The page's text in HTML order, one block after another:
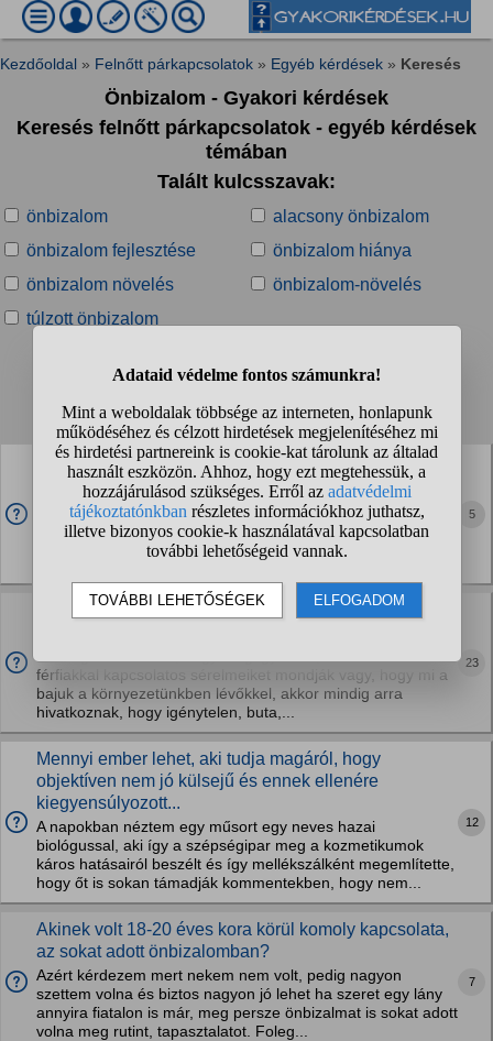
Kezdőoldal » Felnőtt párkapcsolatok » Egyéb kérdések » Keresés
Önbizalom - Gyakori kérdések
Keresés felnőtt párkapcsolatok - egyéb kérdések
témában
Talált kulcsszavak:
önbizalom
alacsony önbizalom
önbizalom fejlesztése
önbizalom hiánya
önbizalom növelés
önbizalom-növelés
túlzott önbizalom
Talált kérdések:
1 2 3 4 ... ❯ ❯❯
Önbizalomhiányos, önértékelési zavarral küzdő
lányok felé hogy kell közeledni?
Azt gondolja magáról hogy nem vonzó, aki próbálkozik nála
azt inkább leépíti, a normális közeledésben is azt látja
szerintem hogy csak átverném később, az én esetemben
még fel is ajánlotta a lány hogy miért...
5
A félénk, önbizalomhiányos férfiak egyszerűen nem
Abból gondolom ezt, hogy megfigyeltem, amikor a nők a
férfiakkal kapcsolatos sérelmeiket mondják vagy, hogy mi a
bajuk a környezetünkben lévőkkel, akkor mindig arra
hivatkoznak, hogy igénytelen, buta,...
23
Mennyi ember lehet, aki tudja magáról, hogy
objektíven nem jó külsejű és ennek ellenére
kiegyensúlyozott...
A napokban néztem egy műsort egy neves hazai
biológussal, aki így a szépségipar meg a kozmetikumok
káros hatásairól beszélt és így mellékszálként megemlítette,
hogy őt is sokan támadják kommentekben, hogy nem...
12
Akinek volt 18-20 éves kora körül komoly kapcsolata,
az sokat adott önbizalomban?
Azért kérdezem mert nekem nem volt, pedig nagyon
szettem volna és biztos nagyon jó lehet ha szeret egy lány
annyira fiatalon is már, meg persze önbizalmat is sokat adott
volna meg rutint, tapasztalatot. Foleg...
7